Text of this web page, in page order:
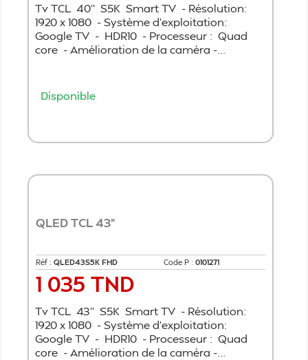
Tv TCL 40'' S5K Smart TV - Résolution:
1920 x 1080 - Système d'exploitation:
Google TV - HDR10 - Processeur : Quad
core - Amélioration de la caméra -...
Disponible
QLED TCL 43"
Réf : QLED43S5K FHD Code P : 0101271
Prix
1 035 TND
Tv TCL 43'' S5K Smart TV - Résolution:
1920 x 1080 - Système d'exploitation:
Google TV - HDR10 - Processeur : Quad
core - Amélioration de la caméra -...